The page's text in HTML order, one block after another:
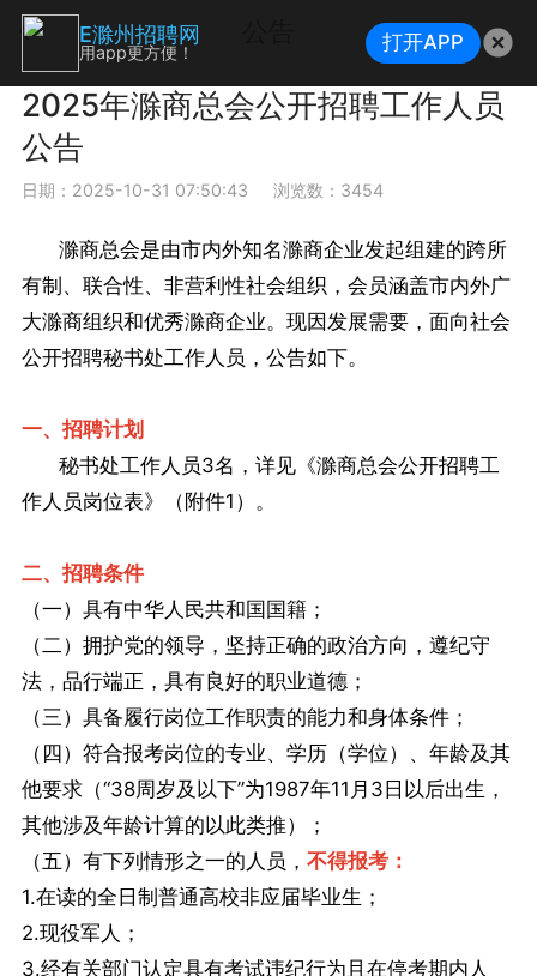
2025年滁商总会公开招聘工作人员
公告
日期：2025-10-31 07:50:43浏览数：3454
滁商总会是由市内外知名滁商企业发起组建的跨所
有制、联合性、非营利性社会组织，会员涵盖市内外广
大滁商组织和优秀滁商企业。现因发展需要，面向社会
公开招聘秘书处工作人员，公告如下。
一、招聘计划
秘书处工作人员3名，详见《滁商总会公开招聘工
作人员岗位表》（附件1）。
二、招聘条件
（一）具有中华人民共和国国籍；
（二）拥护党的领导，坚持正确的政治方向，遵纪守
法，品行端正，具有良好的职业道德；
（三）具备履行岗位工作职责的能力和身体条件；
（四）符合报考岗位的专业、学历（学位）、年龄及其
他要求（“38周岁及以下”为1987年11月3日以后出生，
其他涉及年龄计算的以此类推）；
（五）有下列情形之一的人员， 不得报考：
1.在读的全日制普通高校非应届毕业生；
2.现役军人；
3.经有关部门认定具有考试违纪行为且在停考期内人
E滁州招聘网
用app更方便！ 打开APP